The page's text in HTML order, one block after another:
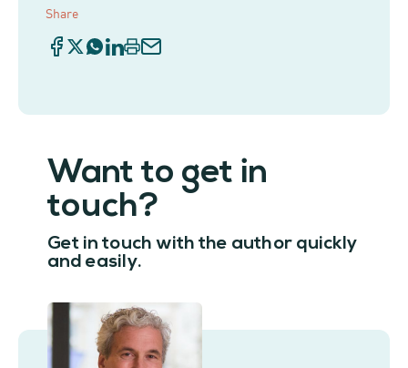
Share
Want to get in
touch?
Get in touch with the author quickly
and easily.